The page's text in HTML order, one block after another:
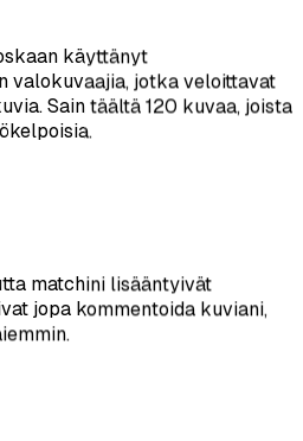
matchini lisääntyivät
jopa kommentoida kuviani,
luontevilta. Ystäväni luulivat,
rennon kuvauksen.
hyödyllinen – käytin vain yli